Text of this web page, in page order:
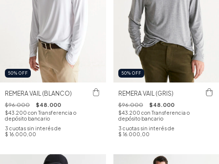
50% OFF
REMERA VAIL (BLANCO)
$96.000 $48.000
$43.200 con Transferencia o
depósito bancario
3 cuotas sin interés de
$ 16.000,00
50% OFF
REMERA VAIL (GRIS)
$96.000 $48.000
$43.200 con Transferencia o
depósito bancario
3 cuotas sin interés de
$ 16.000,00